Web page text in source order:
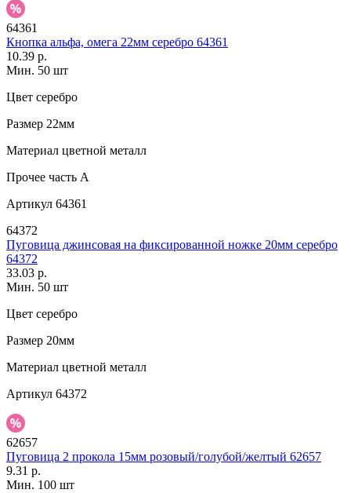
64361
Кнопка альфа, омега 22мм серебро 64361
10.39 р.
Мин. 50 шт
Цвет серебро
Размер 22мм
Материал цветной металл
Прочее часть A
Артикул 64361
64372
Пуговица джинсовая на фиксированной ножке 20мм серебро
64372
33.03 р.
Мин. 50 шт
Цвет серебро
Размер 20мм
Материал цветной металл
Артикул 64372
62657
Пуговица 2 прокола 15мм розовый/голубой/желтый 62657
9.31 р.
Мин. 100 шт